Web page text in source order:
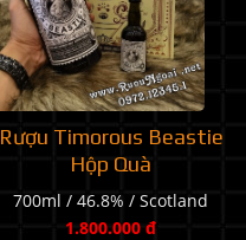
Rượu Timorous Beastie
Hộp Quà
700ml / 46.8% / Scotland
1.800.000 đ